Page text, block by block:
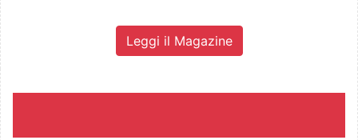
Leggi il Magazine